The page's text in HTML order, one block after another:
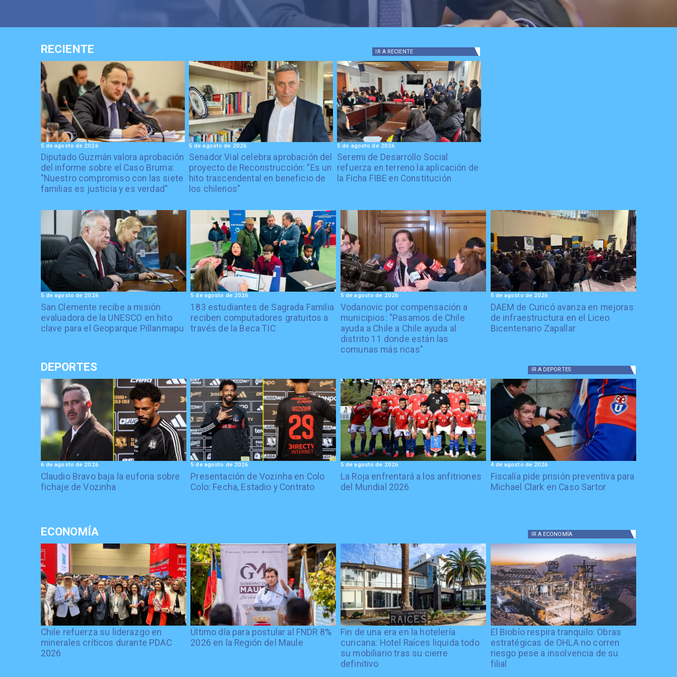
RECIENTE IR A RECIENTE
Diputado Guzmán valora aprobación
del informe sobre el Caso Bruma:
"Nuestro compromiso con las siete
familias es justicia y es verdad"
5 de agosto de 2026
Senador Vial celebra aprobación del
proyecto de Reconstrucción: "Es un
hito trascendental en beneficio de
los chilenos"
5 de agosto de 2026
Seremi de Desarrollo Social
refuerza en terreno la aplicación de
la Ficha FIBE en Constitución
5 de agosto de 2026
San Clemente recibe a misión
evaluadora de la UNESCO en hito
clave para el Geoparque Pillanmapu
5 de agosto de 2026
183 estudiantes de Sagrada Familia
reciben computadores gratuitos a
través de la Beca TIC
5 de agosto de 2026
Vodanovic por compensación a
municipios: "Pasamos de Chile
ayuda a Chile a Chile ayuda al
distrito 11 donde están las
comunas más ricas"
5 de agosto de 2026
DAEM de Curicó avanza en mejoras
de infraestructura en el Liceo
Bicentenario Zapallar
5 de agosto de 2026
DEPORTES IR A DEPORTES
Claudio Bravo baja la euforia sobre
fichaje de Vozinha
6 de agosto de 2026
Presentación de Vozinha en Colo
Colo: Fecha, Estadio y Contrato
5 de agosto de 2026
La Roja enfrentará a los anfitriones
del Mundial 2026
5 de agosto de 2026
Fiscalía pide prisión preventiva para
Michael Clark en Caso Sartor
4 de agosto de 2026
ECONOMÍA IR A ECONOMÍA
Chile refuerza su liderazgo en
minerales críticos durante PDAC
2026
Último día para postular al FNDR 8%
2026 en la Región del Maule
Fin de una era en la hotelería
curicana: Hotel Raíces liquida todo
su mobiliario tras su cierre
definitivo
El Biobío respira tranquilo: Obras
estratégicas de OHLA no corren
riesgo pese a insolvencia de su
filial